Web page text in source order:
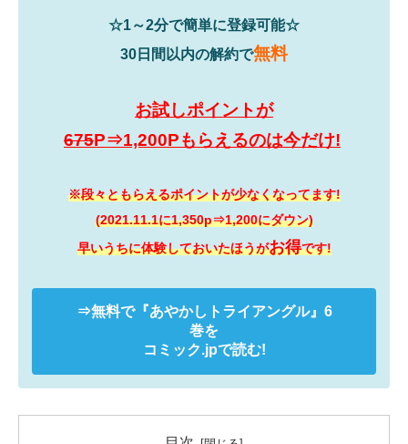
☆1～2分で簡単に登録可能☆
30日間以内の解約で無料
お試しポイントが
675P⇒1,200Pもらえるのは今だけ!
※段々ともらえるポイントが少なくなってます!
(2021.11.1に1,350p⇒1,200にダウン)
早いうちに体験しておいたほうがお得です!
⇒無料で『あやかしトライアングル』 6
巻を
コミック.jpで読む!